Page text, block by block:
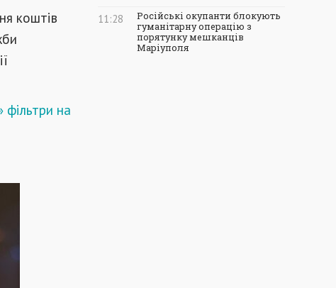
коштів
на
11:28
Російські окупанти блокують
гуманітарну операцію з
порятунку мешканців
Маріуполя